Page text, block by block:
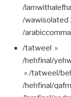
/
/wawisolated
/arabiccomma
/tatweel »
/hehfinal/
» /tatweel/
/hehfinal/